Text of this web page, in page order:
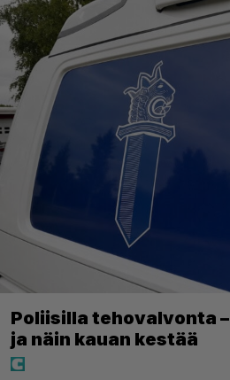
Poliisilla tehovalvonta
ja näin kauan kestää